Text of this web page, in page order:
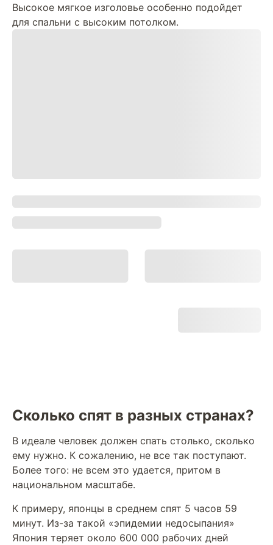
Высокое мягкое изголовье особенно подойдет
для спальни с высоким потолком.
Сколько спят в разных странах?
В идеале человек должен спать столько, сколько
ему нужно. К сожалению, не все так поступают.
Более того: не всем это удается, притом в
национальном масштабе.
К примеру, японцы в среднем спят 5 часов 59
минут. Из-за такой «эпидемии недосыпания»
Япония теряет около 600 000 рабочих дней